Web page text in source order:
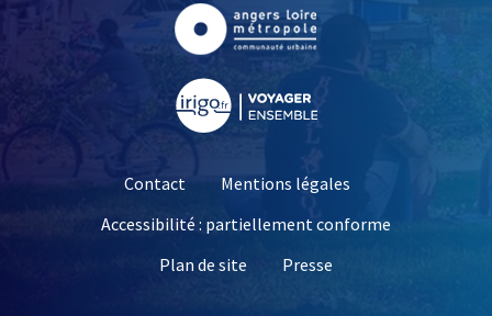
, Ouvre une nouvelle
Contact
Mentions légales
Accessibilité : partiellement conforme
Plan de site
Presse